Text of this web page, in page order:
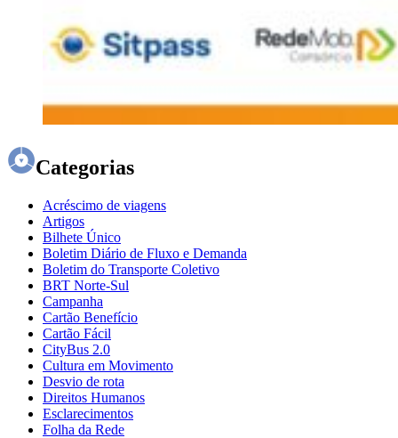
Categorias
Acréscimo de viagens
Artigos
Bilhete Único
Boletim Diário de Fluxo e Demanda
Boletim do Transporte Coletivo
BRT Norte-Sul
Campanha
Cartão Benefício
Cartão Fácil
CityBus 2.0
Cultura em Movimento
Desvio de rota
Direitos Humanos
Esclarecimentos
Folha da Rede